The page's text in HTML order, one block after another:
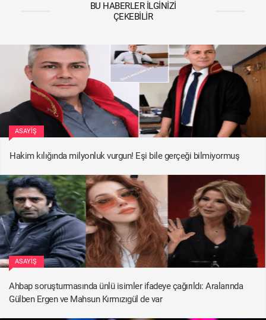
BU HABERLER İLGINIZI
ÇEKEBILIR
ASAYIŞ
Hakim kılığında milyonluk vurgun! Eşi bile gerçeği bilmiyormuş
ASAYIŞ
Ahbap soruşturmasında ünlü isimler ifadeye çağırıldı: Aralarında
Gülben Ergen ve Mahsun Kırmızıgül de var